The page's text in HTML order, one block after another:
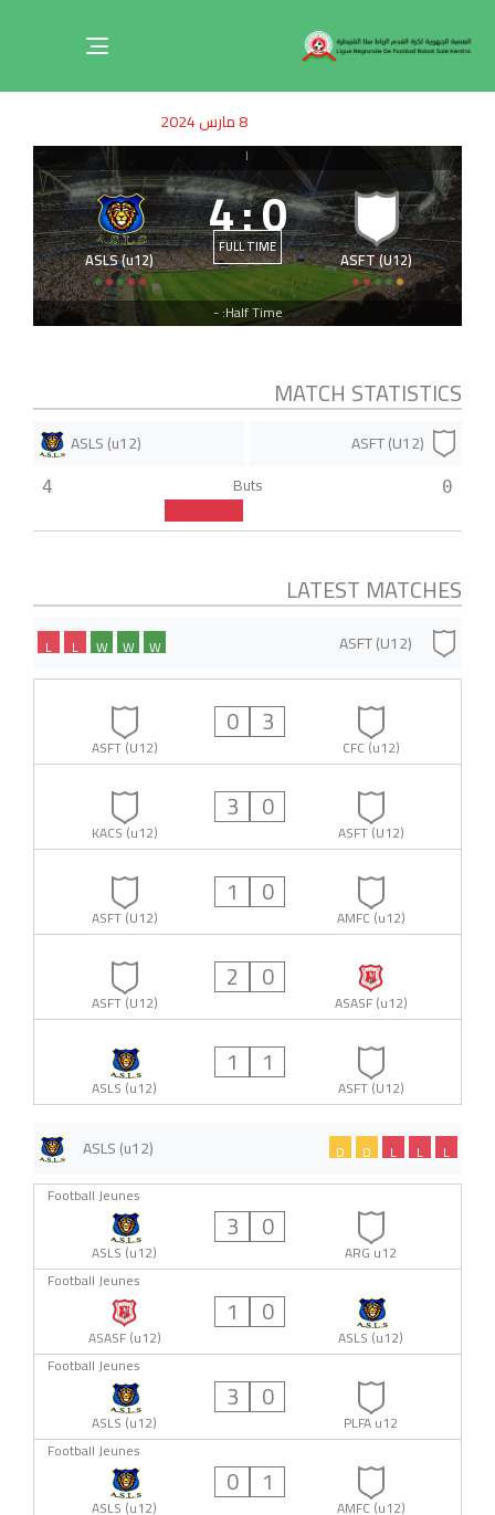
Toggle
IN:on:
8 مارس 2024
|
ASFT (U12)
0
:
4FULL TIME
ASLS (u12)
Half Time: -
MATCH STATISTICS
ASFT (U12)
ASLS (u12)
0
Buts
4
LATEST MATCHES
ASFT (U12)
W
W
W
L
L
ASFT (U12)
0 3
CFC (u12)
KACS (u12)
3 0
ASFT (U12)
ASFT (U12)
1 0
AMFC (u12)
ASFT (U12)
2 0
ASASF (u12)
ASLS (u12)
1 1
ASFT (U12)
ASLS (u12) L
L
L
D
D
Football Jeunes
ASLS (u12)
3 0
ARG u12
Football Jeunes
ASASF (u12)
1 0
ASLS (u12)
Football Jeunes
ASLS (u12)
3 0
PLFA u12
Football Jeunes
ASLS (u12)
0 1
AMFC (u12)